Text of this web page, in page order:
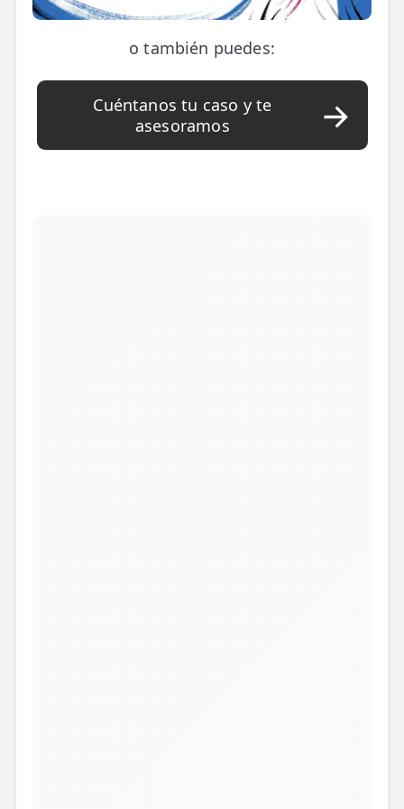
o también puedes:
Cuéntanos tu caso y te
asesoramos